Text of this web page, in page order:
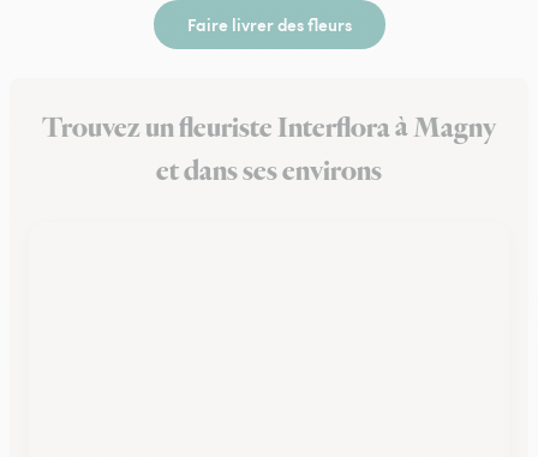
Faire livrer des fleurs
Trouvez un fleuriste Interflora à Magny
et dans ses environs